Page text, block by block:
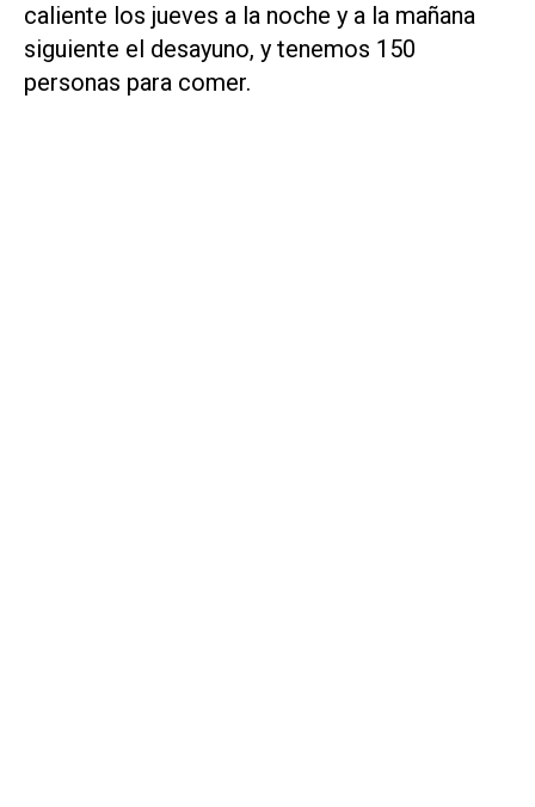
caliente los jueves a la noche y a la mañana
siguiente el desayuno, y tenemos 150
personas para comer.